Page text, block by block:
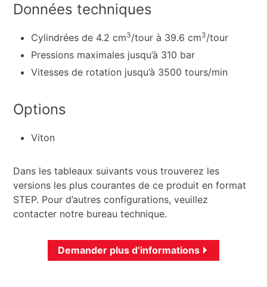
Données techniques
Cylindrées de 4.2 cm3/tour à 39.6 cm3/tour
Pressions maximales jusqu’à 310 bar
Vitesses de rotation jusqu’à 3500 tours/min
Options
Viton
Dans les tableaux suivants vous trouverez les
versions les plus courantes de ce produit en format
STEP. Pour d’autres configurations, veuillez
contacter notre bureau technique.
Demander plus d’informations